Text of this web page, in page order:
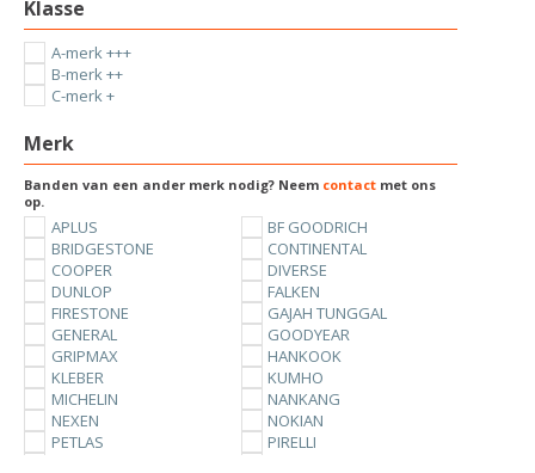
Klasse
A-merk +++
B-merk ++
C-merk +
Merk
Banden van een ander merk nodig? Neem contact met ons
op.
APLUS
BF GOODRICH
BRIDGESTONE
CONTINENTAL
COOPER
DIVERSE
DUNLOP
FALKEN
FIRESTONE
GAJAH TUNGGAL
GENERAL
GOODYEAR
GRIPMAX
HANKOOK
KLEBER
KUMHO
MICHELIN
NANKANG
NEXEN
NOKIAN
PETLAS
PIRELLI